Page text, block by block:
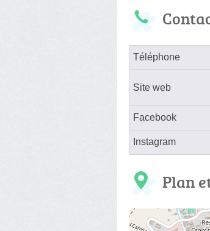
Téléphone
Site web
Facebook
Instagram
Plan